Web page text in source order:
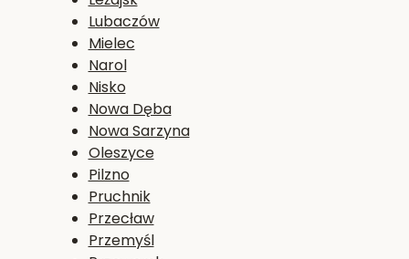
Lubaczów
Mielec
Narol
Nisko
Nowa Dęba
Nowa Sarzyna
Oleszyce
Pilzno
Pruchnik
Przecław
Przemyśl